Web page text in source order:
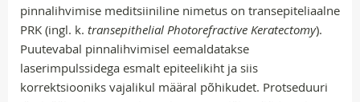
pinnalihvimise meditsiiniline nimetus on transepiteliaalne
PRK (ingl. k. transepithelial Photorefractive Keratectomy).
Puutevabal pinnalihvimisel eemaldatakse
laserimpulssidega esmalt epiteelikiht ja siis
korrektsiooniks vajalikul määral põhikudet. Protseduuri